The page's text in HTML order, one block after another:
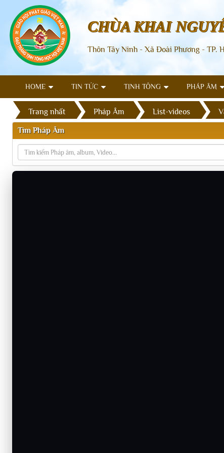
CHÙA KHAI
Thôn Tây Ninh - Xã Đoài Phương - TP.
HOME TIN TỨC TỊNH TÔNG PHÁP ÂM
Trang nhất Pháp Âm List-videos
Tìm Pháp Âm